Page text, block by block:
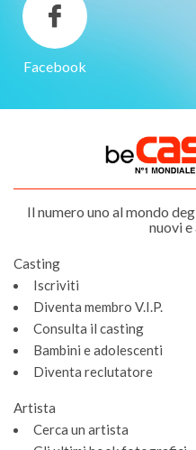
Facebook
Il numero uno al mondo
nuovi
Casting
Iscriviti
Diventa membro V.I.P.
Consulta il casting
Bambini e adolescenti
Diventa reclutatore
Artista
Cerca un artista